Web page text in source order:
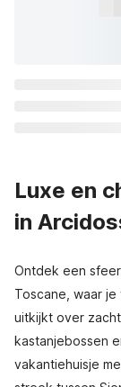
Luxe en
in
Ontdek een
Toscane, waar
uitkijkt over
kastanjebossen
vakantiehuisje